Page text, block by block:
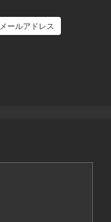
メールアドレス